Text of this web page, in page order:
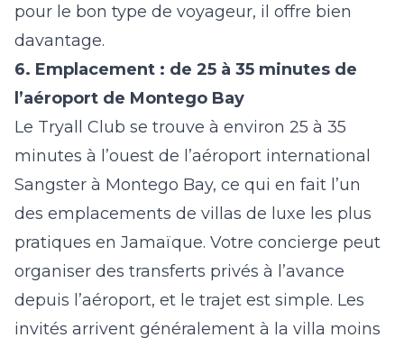
pour le bon type de voyageur, il offre bien
davantage.
6. Emplacement : de 25 à 35 minutes de
l’aéroport de Montego Bay
Le Tryall Club se trouve à environ 25 à 35
minutes à l’ouest de l’aéroport international
Sangster à Montego Bay, ce qui en fait l’un
des emplacements de villas de luxe les plus
pratiques en Jamaïque. Votre concierge peut
organiser des transferts privés à l’avance
depuis l’aéroport, et le trajet est simple. Les
invités arrivent généralement à la villa moins